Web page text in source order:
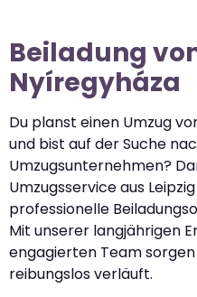
Beiladung
Nyíregyháza
Du planst einen Umzug
und bist auf der Suche
Umzugsunternehmen?
Umzugsservice aus
professionelle
Mit unserer langjährigen
engagierten Team
reibungslos verläuft.